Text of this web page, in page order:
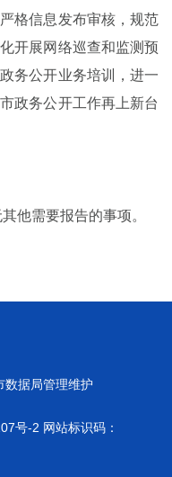
格信息发布审核，规范
开展网络巡查和监测预
务公开业务培训，进一
政务公开工作再上新台
他需要报告的事项。
数据局管理维护
号-2 网站标识码：